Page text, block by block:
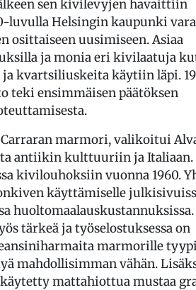
sen kivilevyjen havaittiin
luvulla Helsingin kaupunki
osittaiseen uusimiseen. Asiaa
ja monia eri kivilaatuja
kvartsiliuskeita käytiin läpi.
teki ensimmäisen päätöksen
marmori, valikoitui
antiikin kulttuuriin ja Italiaan.
kivilouhoksiin vuonna 1960.
käyttämiselle
tärkeä ja työselostuksessa on
marmorille
mahdollisimman vähän.
mattahiottua mustaa